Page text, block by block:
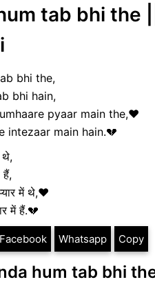
tab bhi the
bhi the,
bhi hain,
pyaar main the,❤
intezaar main hain.💔
थे,
हैं,
में थे,❤
में हैं.💔
Facebook Whatsapp Copy
hum tab bhi